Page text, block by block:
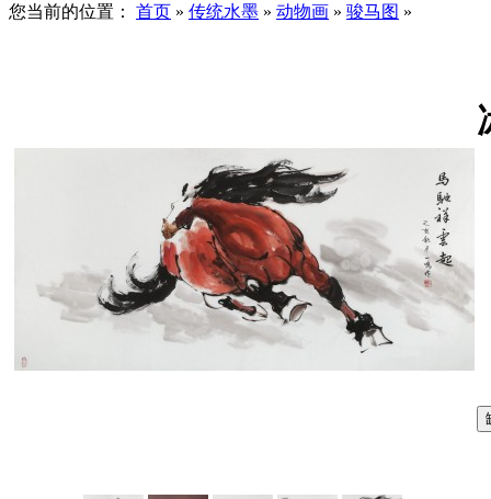
您当前的位置： 首页 » 传统水墨 » 动物画 » 骏马图 »